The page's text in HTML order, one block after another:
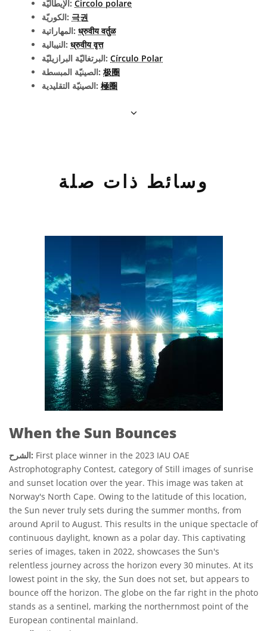
الإيطاليّة: Circolo polare
الكوريّة: 극권
المهاراتية: ध्रुवीय वर्तुळ
النيبالية: ध्रुवीय वृत्त
البرتغاليّة البرازيليّة: Círculo Polar
الصينيّة المبسطة: 极圈
الصينيّة التقليدية: 極圈
وسائط ذات صلة
When the Sun Bounces
الشرح: First place winner in the 2023 IAU OAE
Astrophotography Contest, category of Still images of sunrise
and sunset location over the year. This image was taken at
Norway's North Cape. Owing to the latitude of this location,
the Sun never truly sets during the summer months, from
around April to August. This results in the unique spectacle of
continuous daylight, known as a polar day. This captivating
series of images, taken in 2022, showcases the Sun's
relentless journey across the horizon every 30 minutes. At its
lowest point in the sky, the Sun does not set, but appears to
bounce off the horizon. The globe on the far right in the photo
stands as a sentinel, marking the northernmost point of the
European continental mainland.